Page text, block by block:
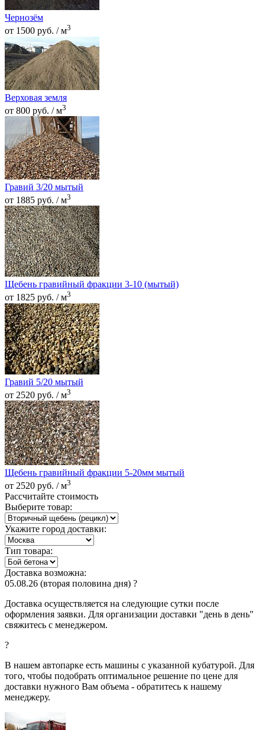
Чернозём
от 1500 руб. / м3
Верховая земля
от 800 руб. / м3
Гравий 3/20 мытый
от 1885 руб. / м3
Щебень гравийный фракции 3-10 (мытый)
от 1825 руб. / м3
Гравий 5/20 мытый
от 2520 руб. / м3
Щебень гравийный фракции 5-20мм мытый
от 2520 руб. / м3
Рассчитайте стоимость
Выберите товар:
Укажите город доставки:
Тип товара:
Доставка возможна:
05.08.26 (вторая половина дня) ?
Доставка осуществляется на следующие сутки после
оформления заявки. Для организации доставки "день в день"
свяжитесь с менеджером.
?
В нашем автопарке есть машины с указанной кубатурой. Для
того, чтобы подобрать оптимальное решение по цене для
доставки нужного Вам объема - обратитесь к нашему
менеджеру.